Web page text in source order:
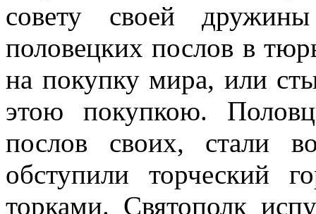
совету своей
половецких послов в
на покупку мира, или
этою покупкою.
послов своих, стали
обступили торческий
торками. Святополк